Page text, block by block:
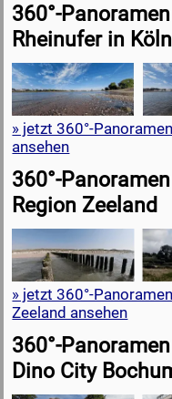
360°-
Rheinufer in Köln
» jetzt 360°-
ansehen
360°-
Region Zeeland
» jetzt 360°-
Zeeland ansehen
360°-
Dino City